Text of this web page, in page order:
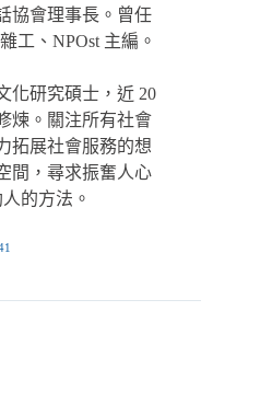
協會理事長。曾任
工、NPOst 主編。
化研究碩士，近 20
煉。關注所有社會
拓展社會服務的想
間，尋求振奮人心
的方法。